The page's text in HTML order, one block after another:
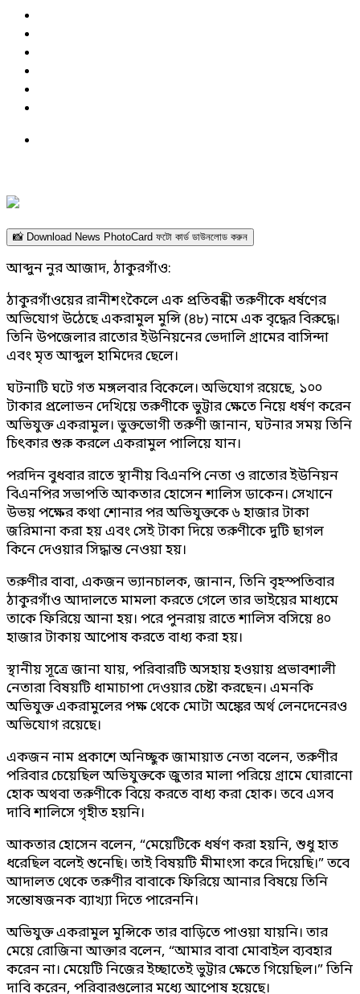
📸 Download News PhotoCard ফটো কার্ড ডাউনলোড করুন
আব্দুন নুর আজাদ, ঠাকুরগাঁও:
ঠাকুরগাঁওয়ের রানীশংকৈলে এক প্রতিবন্ধী তরুণীকে ধর্ষণের
অভিযোগ উঠেছে একরামুল মুন্সি (৪৮) নামে এক বৃদ্ধের বিরুদ্ধে।
তিনি উপজেলার রাতোর ইউনিয়নের ভেদালি গ্রামের বাসিন্দা
এবং মৃত আব্দুল হামিদের ছেলে।
ঘটনাটি ঘটে গত মঙ্গলবার বিকেলে। অভিযোগ রয়েছে, ১০০
টাকার প্রলোভন দেখিয়ে তরুণীকে ভুট্টার ক্ষেতে নিয়ে ধর্ষণ করেন
অভিযুক্ত একরামুল। ভুক্তভোগী তরুণী জানান, ঘটনার সময় তিনি
চিৎকার শুরু করলে একরামুল পালিয়ে যান।
পরদিন বুধবার রাতে স্থানীয় বিএনপি নেতা ও রাতোর ইউনিয়ন
বিএনপির সভাপতি আকতার হোসেন শালিস ডাকেন। সেখানে
উভয় পক্ষের কথা শোনার পর অভিযুক্তকে ৬ হাজার টাকা
জরিমানা করা হয় এবং সেই টাকা দিয়ে তরুণীকে দুটি ছাগল
কিনে দেওয়ার সিদ্ধান্ত নেওয়া হয়।
তরুণীর বাবা, একজন ভ্যানচালক, জানান, তিনি বৃহস্পতিবার
ঠাকুরগাঁও আদালতে মামলা করতে গেলে তার ভাইয়ের মাধ্যমে
তাকে ফিরিয়ে আনা হয়। পরে পুনরায় রাতে শালিস বসিয়ে ৪০
হাজার টাকায় আপোষ করতে বাধ্য করা হয়।
স্থানীয় সূত্রে জানা যায়, পরিবারটি অসহায় হওয়ায় প্রভাবশালী
নেতারা বিষয়টি ধামাচাপা দেওয়ার চেষ্টা করছেন। এমনকি
অভিযুক্ত একরামুলের পক্ষ থেকে মোটা অঙ্কের অর্থ লেনদেনেরও
অভিযোগ রয়েছে।
একজন নাম প্রকাশে অনিচ্ছুক জামায়াত নেতা বলেন, তরুণীর
পরিবার চেয়েছিল অভিযুক্তকে জুতার মালা পরিয়ে গ্রামে ঘোরানো
হোক অথবা তরুণীকে বিয়ে করতে বাধ্য করা হোক। তবে এসব
দাবি শালিসে গৃহীত হয়নি।
আকতার হোসেন বলেন, “মেয়েটিকে ধর্ষণ করা হয়নি, শুধু হাত
ধরেছিল বলেই শুনেছি। তাই বিষয়টি মীমাংসা করে দিয়েছি।” তবে
আদালত থেকে তরুণীর বাবাকে ফিরিয়ে আনার বিষয়ে তিনি
সন্তোষজনক ব্যাখ্যা দিতে পারেননি।
অভিযুক্ত একরামুল মুন্সিকে তার বাড়িতে পাওয়া যায়নি। তার
মেয়ে রোজিনা আক্তার বলেন, “আমার বাবা মোবাইল ব্যবহার
করেন না। মেয়েটি নিজের ইচ্ছাতেই ভুট্টার ক্ষেতে গিয়েছিল।” তিনি
দাবি করেন, পরিবারগুলোর মধ্যে আপোষ হয়েছে।